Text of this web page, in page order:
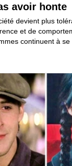
avoir honte
devient plus
et de
continuent à
et ce de
voulons montrer,
quels sont
qui sont tout à fait